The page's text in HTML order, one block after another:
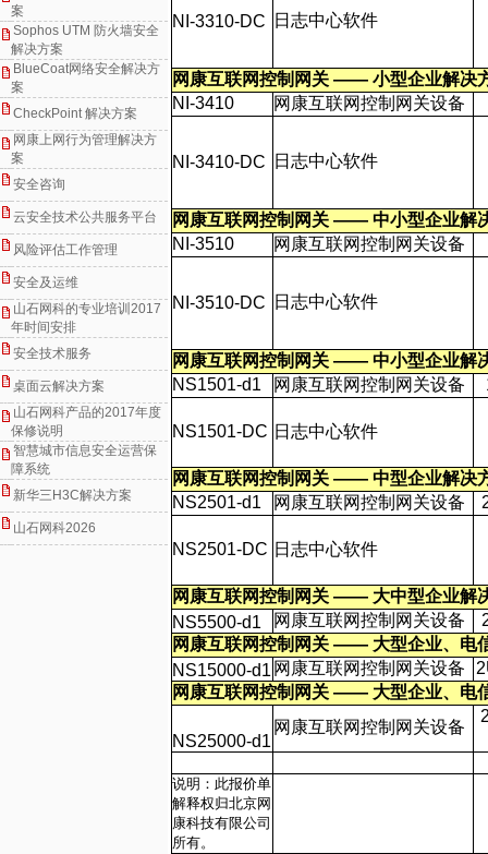
案
Sophos UTM 防火墙安全
解决方案
BlueCoat网络安全解决方
案
CheckPoint 解决方案
网康上网行为管理解决方
案
安全咨询
云安全技术公共服务平台
风险评估工作管理
安全及运维
山石网科的专业培训2017
年时间安排
安全技术服务
桌面云解决方案
山石网科产品的2017年度
保修说明
智慧城市信息安全运营保
障系统
新华三H3C解决方案
山石网科2026
NI-3310-DC 日志中心软件
网康互联网控制网关 —— 小型企业解决
NI-3410
网康互联网控制网关设备
NI-3410-DC 日志中心软件
网康互联网控制网关 —— 中小型企业解
NI-3510
网康互联网控制网关设备
NI-3510-DC 日志中心软件
网康互联网控制网关 —— 中小型企业解
NS1501-d1
网康互联网控制网关设备
NS1501-DC 日志中心软件
网康互联网控制网关 —— 中型企业解决
NS2501-d1
网康互联网控制网关设备
NS2501-DC 日志中心软件
网康互联网控制网关 —— 大中型企业解
NS5500-d1
网康互联网控制网关设备
网康互联网控制网关 —— 大型企业、电
NS15000-d1 网康互联网控制网关设备
网康互联网控制网关 —— 大型企业、电
NS25000-d1
网康互联网控制网关设备
说明：此报价单
解释权归北京网
康科技有限公司
所有。